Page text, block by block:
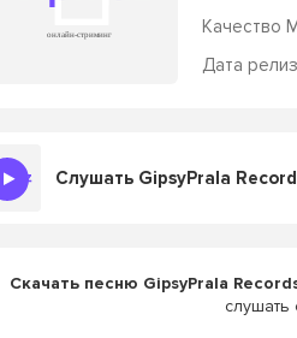
Качество
Дата
Слушать GipsyPrala
Скачать песню GipsyPrala
слушать